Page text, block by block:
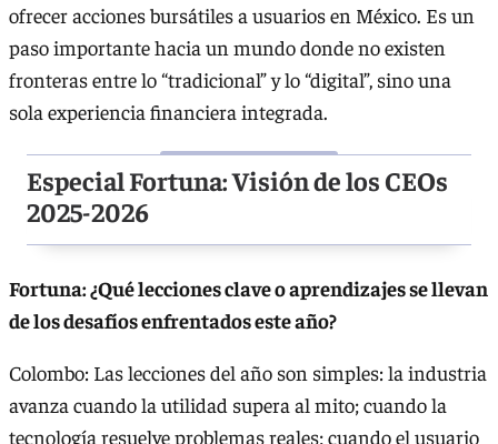
ofrecer acciones bursátiles a usuarios en México. Es un
paso importante hacia un mundo donde no existen
fronteras entre lo “tradicional” y lo “digital”, sino una
sola experiencia financiera integrada.
Especial Fortuna: Visión de los CEOs
2025-2026
Fortuna: ¿Qué lecciones clave o aprendizajes se llevan
de los desafíos enfrentados este año?
Colombo: Las lecciones del año son simples: la industria
avanza cuando la utilidad supera al mito; cuando la
tecnología resuelve problemas reales; cuando el usuario